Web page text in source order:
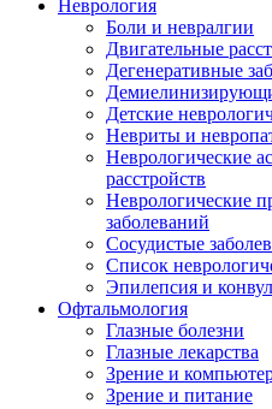
Неврология
Боли и невралгии
Двигательные
Дегенеративные
Детские
Невриты и
Неврологические
расстройств
Неврологические
заболеваний
Сосудистые
Список
Эпилепсия и
Офтальмология
Глазные болезни
Глазные лекарства
Зрение и
Зрение и питание